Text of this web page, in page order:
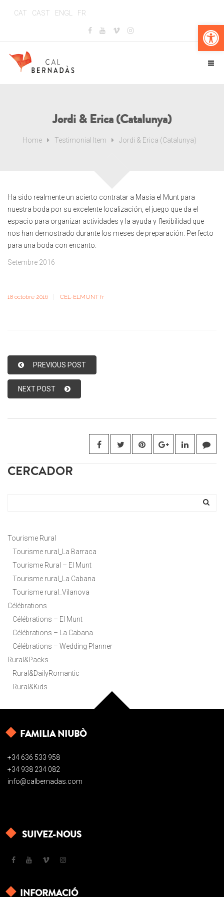
CAT CAST ENGL FR
Jordi & Erica (Catalunya)
Home Testimonial Item Jordi & Erica (Catalunya)
Ha sido realmente un acierto contratar a Masia el Munt para
nuestra boda por su excelente localización, el juego que da el
espacio para organizar actividades y la ayuda y flexibilidad que
nos han demostrado durante los meses de preparación. Perfecto
para una boda con encanto.
Setembre 2016
18 octobre 2016 CEL-ELMUNT fr
PREVIOUS POST
NEXT POST
CERCADOR
Tourisme Rural
Tourisme rural_La Barraca
Tourisme Rural – El Munt
Tourisme rural_La Cabana
Tourisme rural_Vilanova
Célébrations
Célébrations – El Munt
Célébrations – La Cabana
Célébrations – Wedding Planner
Rural&Packs
Rural&DailyRomantic
Rural&Kids
FAMILIA NIUBÒ
+34 636 533 958
+34 938 234 082
info@calbernadas.com
SUIVEZ-NOUS
INFORMACIÓ